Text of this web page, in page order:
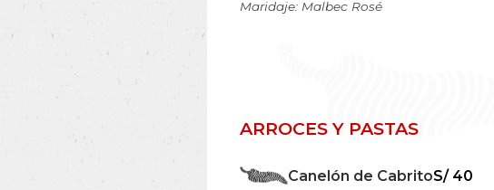
Maridaje: Malbec Rosé
ARROCES Y PASTAS
Canelón de CabritoS/ 40